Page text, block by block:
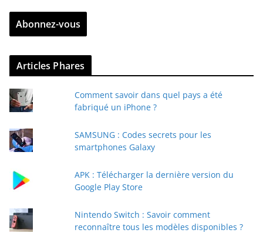
r
z
v
r
e
e
-
a
Abonnez-vous
Articles Phares
Comment savoir dans quel pays a été
fabriqué un iPhone ?
SAMSUNG : Codes secrets pour les
smartphones Galaxy
APK : Télécharger la dernière version du
Google Play Store
Nintendo Switch : Savoir comment
reconnaître tous les modèles disponibles ?